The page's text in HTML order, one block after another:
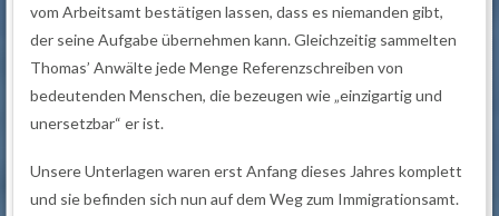
vom Arbeitsamt bestätigen lassen, dass es niemanden gibt,
der seine Aufgabe übernehmen kann. Gleichzeitig sammelten
Thomas’ Anwälte jede Menge Referenzschreiben von
bedeutenden Menschen, die bezeugen wie „einzigartig und
unersetzbar“ er ist.
Unsere Unterlagen waren erst Anfang dieses Jahres komplett
und sie befinden sich nun auf dem Weg zum Immigrationsamt.